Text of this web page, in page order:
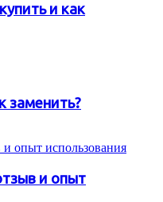
и как
заменить?
и опыт